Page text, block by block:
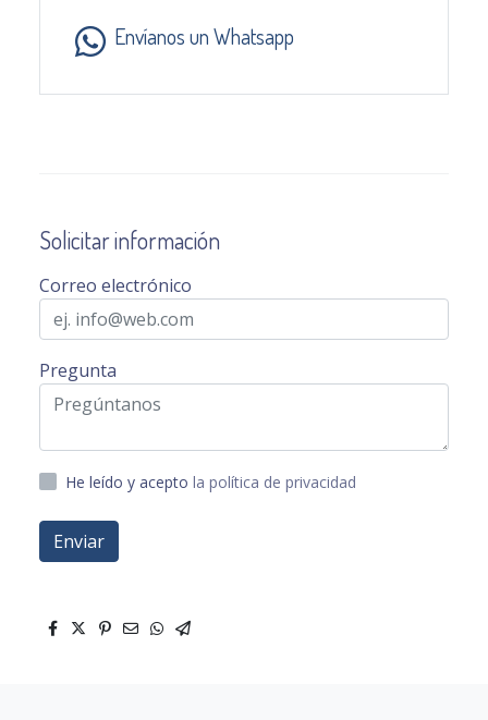
Envíanos un Whatsapp
Solicitar información
Correo electrónico
Pregunta
He leído y acepto la política de privacidad
Enviar